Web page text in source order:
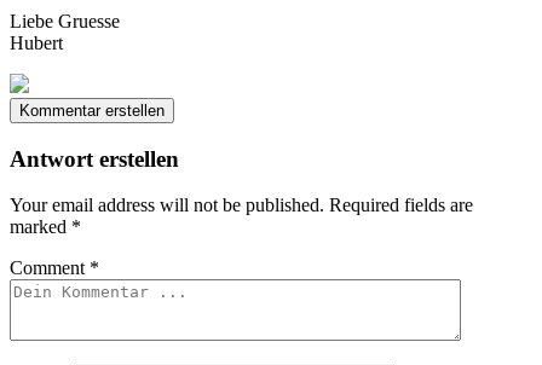
Liebe Gruesse
Hubert
Kommentar erstellen
Antwort erstellen
Your email address will not be published. Required fields are
marked *
Comment *